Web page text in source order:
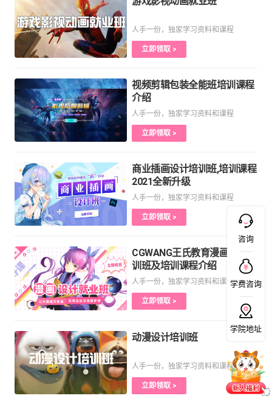
人手一份，独家学习资料和课程
立即领取 >
视频剪辑包装全能班培训课程
介绍
人手一份，独家学习资料和课程
立即领取 >
商业插画设计培训班,培训课程
2021全新升级
人手一份，独家学习资料和课程
立即领取 >
CGWANG王氏教育漫画设计培
训班及培训课程介绍
人手一份，独家学习资料和课程
立即领取 >
动漫设计培训班
人手一份，独家学习资料和课程
立即领取 >
咨询
学费咨询
学院地址